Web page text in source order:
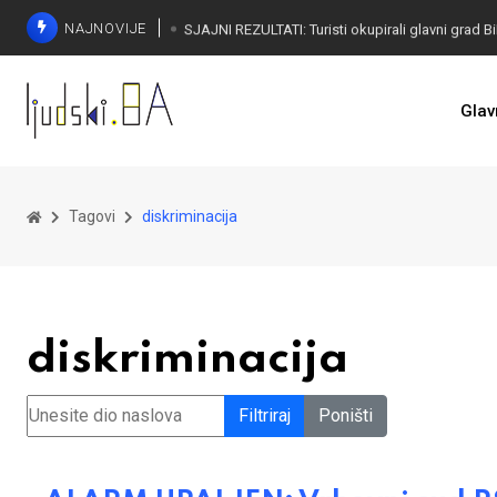
NAJNOVIJE
ALARM NA DRINI: Građani na ulici, svega im je dosta
Tagovi diskriminacija
diskriminacija
Unesite dio naslova Filtriraj Poništi